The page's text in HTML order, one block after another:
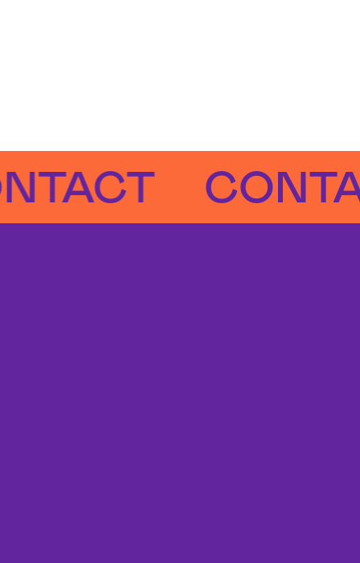
CONTACT